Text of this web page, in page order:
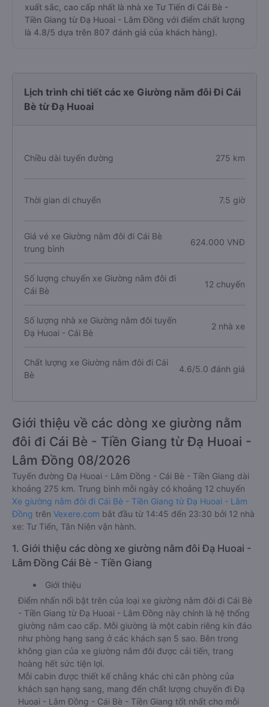
xuất sắc, cao cấp nhất là nhà xe Tư Tiến đi Cái Bè -
Tiền Giang từ Đạ Huoai - Lâm Đồng với điểm chất lượng
là 4.8/5 dựa trên 807 đánh giá của khách hàng).
Lịch trình chi tiết các xe Giường nằm đôi Đi Cái
Bè từ Đạ Huoai
Chiều dài tuyến đường 275 km
Thời gian di chuyển 7.5 giờ
Giá vé xe Giường nằm đôi đi Cái Bè
trung bình
624.000 VNĐ
Số lượng chuyến xe Giường nằm đôi đi
Cái Bè
12 chuyến
Số lượng nhà xe Giường nằm đôi tuyến
Đạ Huoai - Cái Bè
2 nhà xe
Chất lượng xe Giường nằm đôi đi Cái
Bè
4.6/5.0 đánh giá
Giới thiệu về các dòng xe giường nằm
đôi đi Cái Bè - Tiền Giang từ Đạ Huoai -
Lâm Đồng 08/2026
Tuyến đường Đạ Huoai - Lâm Đồng - Cái Bè - Tiền Giang dài
khoảng 275 km. Trung bình mỗi ngày có khoảng 12 chuyến
Xe giường nằm đôi đi Cái Bè - Tiền Giang từ Đạ Huoai - Lâm
Đồng trên Vexere.com bắt đầu từ 14:45 đến 23:30 bởi 12 nhà
xe: Tư Tiến, Tân Niên vận hành.
1. Giới thiệu các dòng xe giường nằm đôi Đạ Huoai -
Lâm Đồng Cái Bè - Tiền Giang
Giới thiệu
Điểm nhấn nổi bật trên của loại xe giường nằm đôi đi Cái Bè
- Tiền Giang từ Đạ Huoai - Lâm Đồng này chính là hệ thống
giường nằm cao cấp. Mỗi giường là một cabin riêng kín đáo
như phòng hạng sang ở các khách sạn 5 sao. Bên trong
không gian của xe giường nằm đôi được cải tiến, trang
hoàng hết sức tiện lợi.
Mỗi cabin được thiết kế chẳng khác chi căn phòng của
khách sạn hạng sang, mang đến chất lượng chuyến đi Đạ
Huoai - Lâm Đồng - Cái Bè - Tiền Giang tốt nhất cho mỗi